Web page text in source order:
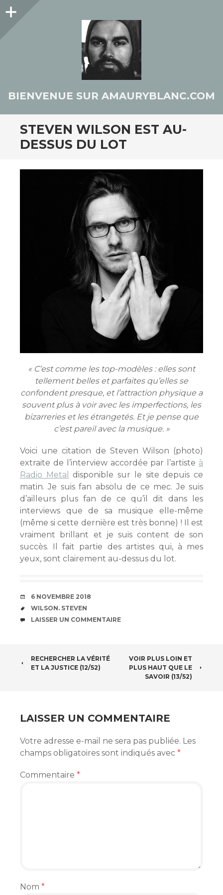
Colonne
BIENVENUE SUR AMAURYBLANC.COM
STEVEN WILSON EST AU-
DESSUS DU LOT
« C’est comme les top-modèles : elles sont
tellement belles et parfaites qu’elles se
confondent presque, et l’attraction physique a
souvent plus à voir avec les imperfections, les
bizarreries et les étrangetés. Et je pense que
c’est pareil avec la musique. »
Voici une citation de Steven Wilson (photo)
extraite de l’interview accordée par l’artiste à
Radio Metal
disponible sur le site depuis ce
matin. Je suis fan absolu de ce mec. Je suis
d’ailleurs plus fan de ce qu’il dit dans les
interviews que de sa musique elle-même
(même si cette dernière est très bonne) ! Il est
vraiment brillant et je suis content de son
succès. Il fait partie des artistes qui, à mes
yeux, sont clairement au-dessus du lot.
DATE
6 NOVEMBRE 2018
ÉTIQUETTES
WILSON. STEVEN
COMMENTAIRES
LAISSER UN COMMENTAIRE
NAVIGATION
RECHERCHER LA VÉRITÉ
ET LA JUSTICE (12/52)
VOIR PLUS LOIN ET
PLUS HAUT QUE LE
SAVOIR (13/52)
LAISSER UN COMMENTAIRE
Votre adresse e-mail ne sera pas publiée. Les
champs obligatoires sont indiqués avec *
Commentaire *
Nom *